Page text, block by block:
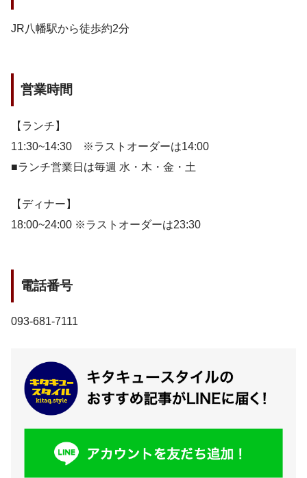
JR八幡駅から徒歩約2分
営業時間
【ランチ】
11:30~14:30 ※ラストオーダーは14:00
■ランチ営業日は毎週 水・木・金・土
【ディナー】
18:00~24:00 ※ラストオーダーは23:30
電話番号
093-681-7111